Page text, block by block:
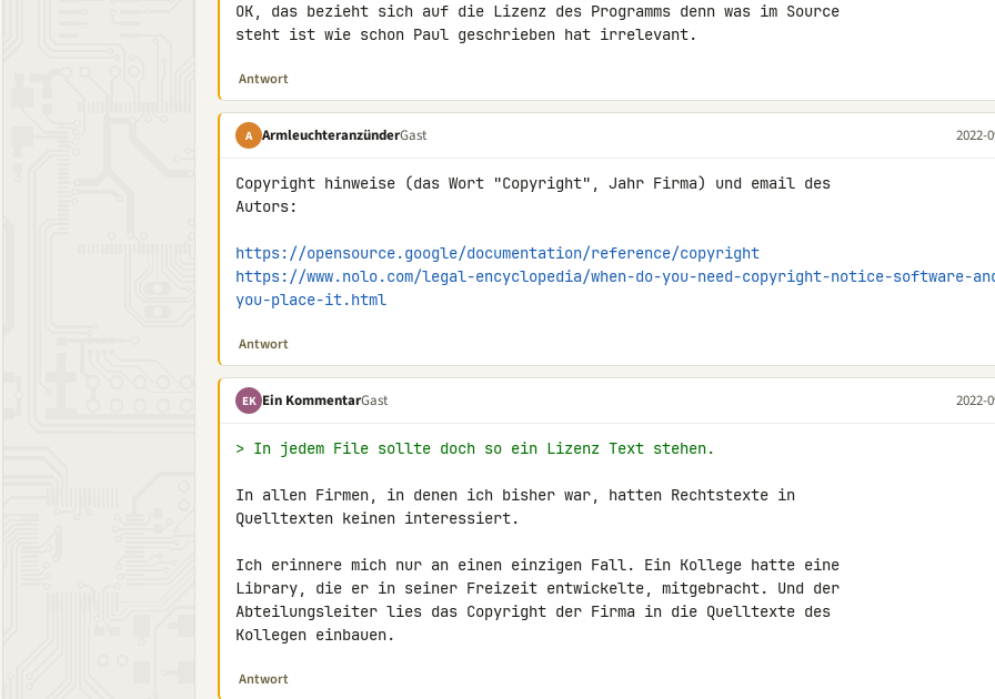
OK, das bezieht sich auf die Lizenz des Programms denn was im Source
steht ist wie schon Paul geschrieben hat irrelevant.
Antwort
A ArmleuchteranzünderGast 2022-
Copyright hinweise (das Wort "Copyright", Jahr Firma) und email des
Autors:
https://opensource.google/documentation/reference/copyright
https://www.nolo.com/legal-encyclopedia/when-do-you-need-copyright-notice-software-
you-place-it.html
Antwort
EK Ein KommentarGast 2022-
> In jedem File sollte doch so ein Lizenz Text stehen.
In allen Firmen, in denen ich bisher war, hatten Rechtstexte in
Quelltexten keinen interessiert.
Ich erinnere mich nur an einen einzigen Fall. Ein Kollege hatte eine
Library, die er in seiner Freizeit entwickelte, mitgebracht. Und der
Abteilungsleiter lies das Copyright der Firma in die Quelltexte des
Kollegen einbauen.
Antwort